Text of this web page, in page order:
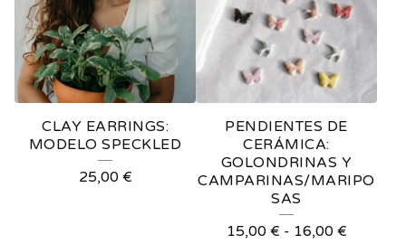
CLAY EARRINGS:
MODELO SPECKLED
25,00 €
PENDIENTES DE
CERÁMICA:
GOLONDRINAS Y
CAMPARINAS/MARIPO
SAS
15,00 € - 16,00 €